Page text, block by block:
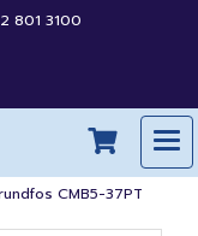
801 3100
CMB5-37PT